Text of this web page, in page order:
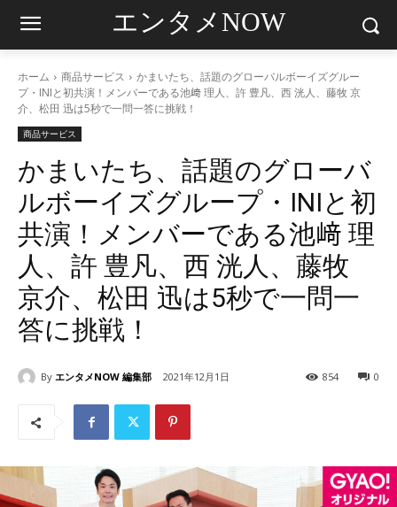
エンタメNOW
ホーム 商品サービス
かまいたち、話題のグローバルボーイズグルー
プ・INIと初共演！メンバーである池﨑 理人、許 豊凡、西 洸人、藤牧 京
介、松田 迅は5秒で一問一答に挑戦！
商品サービス
かまいたち、話題のグローバ
ルボーイズグループ・INIと初
共演！メンバーである池﨑 理
人、許 豊凡、西 洸人、藤牧
京介、松田 迅は5秒で一問一
答に挑戦！
By エンタメNOW 編集部 2021年12月1日 0
854